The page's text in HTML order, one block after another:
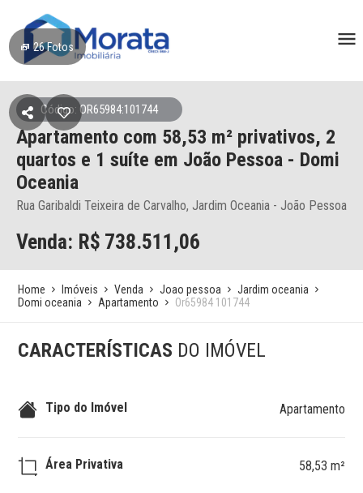
26Fotos
Código: OR65984:101744
Apartamento com 58,53 m² privativos, 2
quartos e 1 suíte em João Pessoa - Domi
Oceania
Rua Garibaldi Teixeira de Carvalho, Jardim Oceania - João Pessoa
Venda: R$ 738.511,06
Home Imóveis Venda Joao pessoa
Jardim oceania
Domi oceania
Apartamento Or65984 101744
CARACTERÍSTICAS DO IMÓVEL
Tipo do Imóvel Apartamento
Área Privativa 58,53 m²